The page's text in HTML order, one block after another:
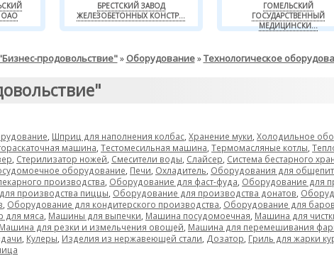
ОАО
БРЕСТСКИЙ ЗАВОД
ЖЕЛЕЗОБЕТОННЫХ КОНСТР...
ГОМЕЛЬСКИЙ
ГОСУДАРСТВЕННЫЙ
МЕДИЦИНСКИ...
продовольствие"» Оборудование»Технологическое
Шприц для наполнения колбас Хранение муки Холодильное
машина Тестомесильная машина Термомасляные котлы
Стерилизатор ножей Смесители воды Слайсер Система бестарного
оборудование Печи Охладитель Оборудования для
производства Оборудование для фаст-фуда Оборудование для
производства пиццы Оборудование для производства донатов
Оборудование для кондитерского производства Оборудование для баров
для мяса Машины для выпечки Машина посудомоечная Машина для
Машина для резки и измельчения овощей Машина для перемешивания
Кулеры Изделия из нержавеющей стали Дозатор Гриль для жарки